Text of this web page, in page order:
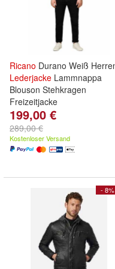
Ricano Durano Weiß
Lederjacke Lammnappa
Blouson Stehkragen
Freizeitjacke
199,00 €
289,00 €
Kostenloser Versand
- 8%